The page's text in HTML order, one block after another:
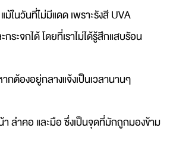
ในวันที่ไม่มีแดด เพราะรังสี UVA
ระจกได้ โดยที่เราไม่ได้รู้สึกแสบรัอน
กต้องอยู่กลางแจ้งเป็นเวลานานๆ
า ลำคอ และมือ ซึ่งเป็นจุดที่มักถูกมองข้าม